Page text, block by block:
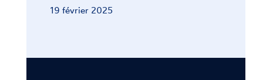
19 février 2025